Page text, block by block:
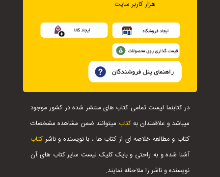
هزار کاربر سایت
در کتابنما لیست تمامی کتاب های منتشر شده در کشور موجود
میباشد و علاقمندان بهکتاب میتوانند ضمن مشاهده مشخصات
کتاب و مطالعه خلاصه ای از کتاب ها ، با نویسنده و ناشر کتاب
آشنا شده و به راحتی و بایک کلیک لیست سایر کتاب های آن
نویسنده و ناشر را ملاحظه نمایند.